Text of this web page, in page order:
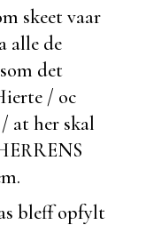
skeet vaar
alle de
det
/ oc
at her skal
bleff opfylt